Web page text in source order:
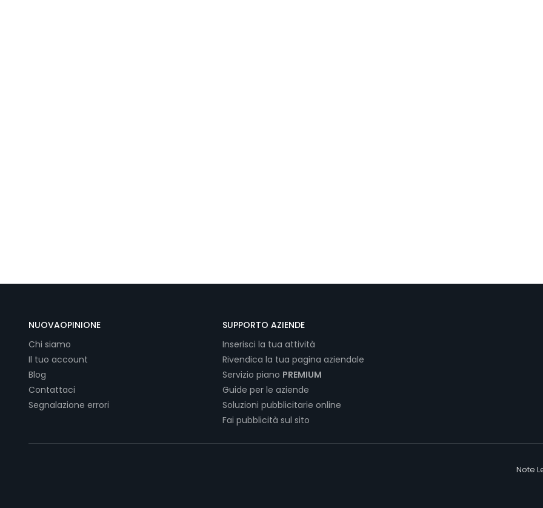
NUOVAOPINIONE
Chi siamo
Il tuo account
Blog
Contattaci
Segnalazione errori
SUPPORTO AZIENDE
Inserisci la tua attività
Rivendica la tua pagina aziendale
Servizio piano PREMIUM
Guide per le aziende
Soluzioni pubblicitarie online
Fai pubblicità sul sito
Note